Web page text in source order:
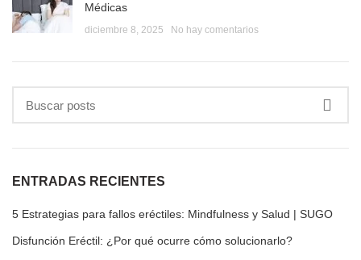
Médicas
diciembre 8, 2025 No hay comentarios
ENTRADAS RECIENTES
5 Estrategias para fallos eréctiles: Mindfulness y Salud | SUGO
Disfunción Eréctil: ¿Por qué ocurre cómo solucionarlo?